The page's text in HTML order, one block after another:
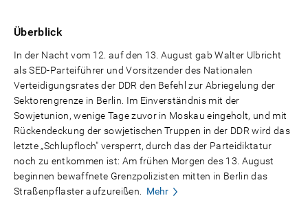
Überblick
In der Nacht vom 12. auf den 13. August gab Walter Ulbricht
als SED-Parteiführer und Vorsitzender des Nationalen
Verteidigungsrates der DDR den Befehl zur Abriegelung der
Sektorengrenze in Berlin. Im Einverständnis mit der
Sowjetunion, wenige Tage zuvor in Moskau eingeholt, und mit
Rückendeckung der sowjetischen Truppen in der DDR wird das
letzte „Schlupfloch" versperrt, durch das der Parteidiktatur
noch zu entkommen ist: Am frühen Morgen des 13. August
beginnen bewaffnete Grenzpolizisten mitten in Berlin das
Straßenpflaster aufzureißen.
Mehr